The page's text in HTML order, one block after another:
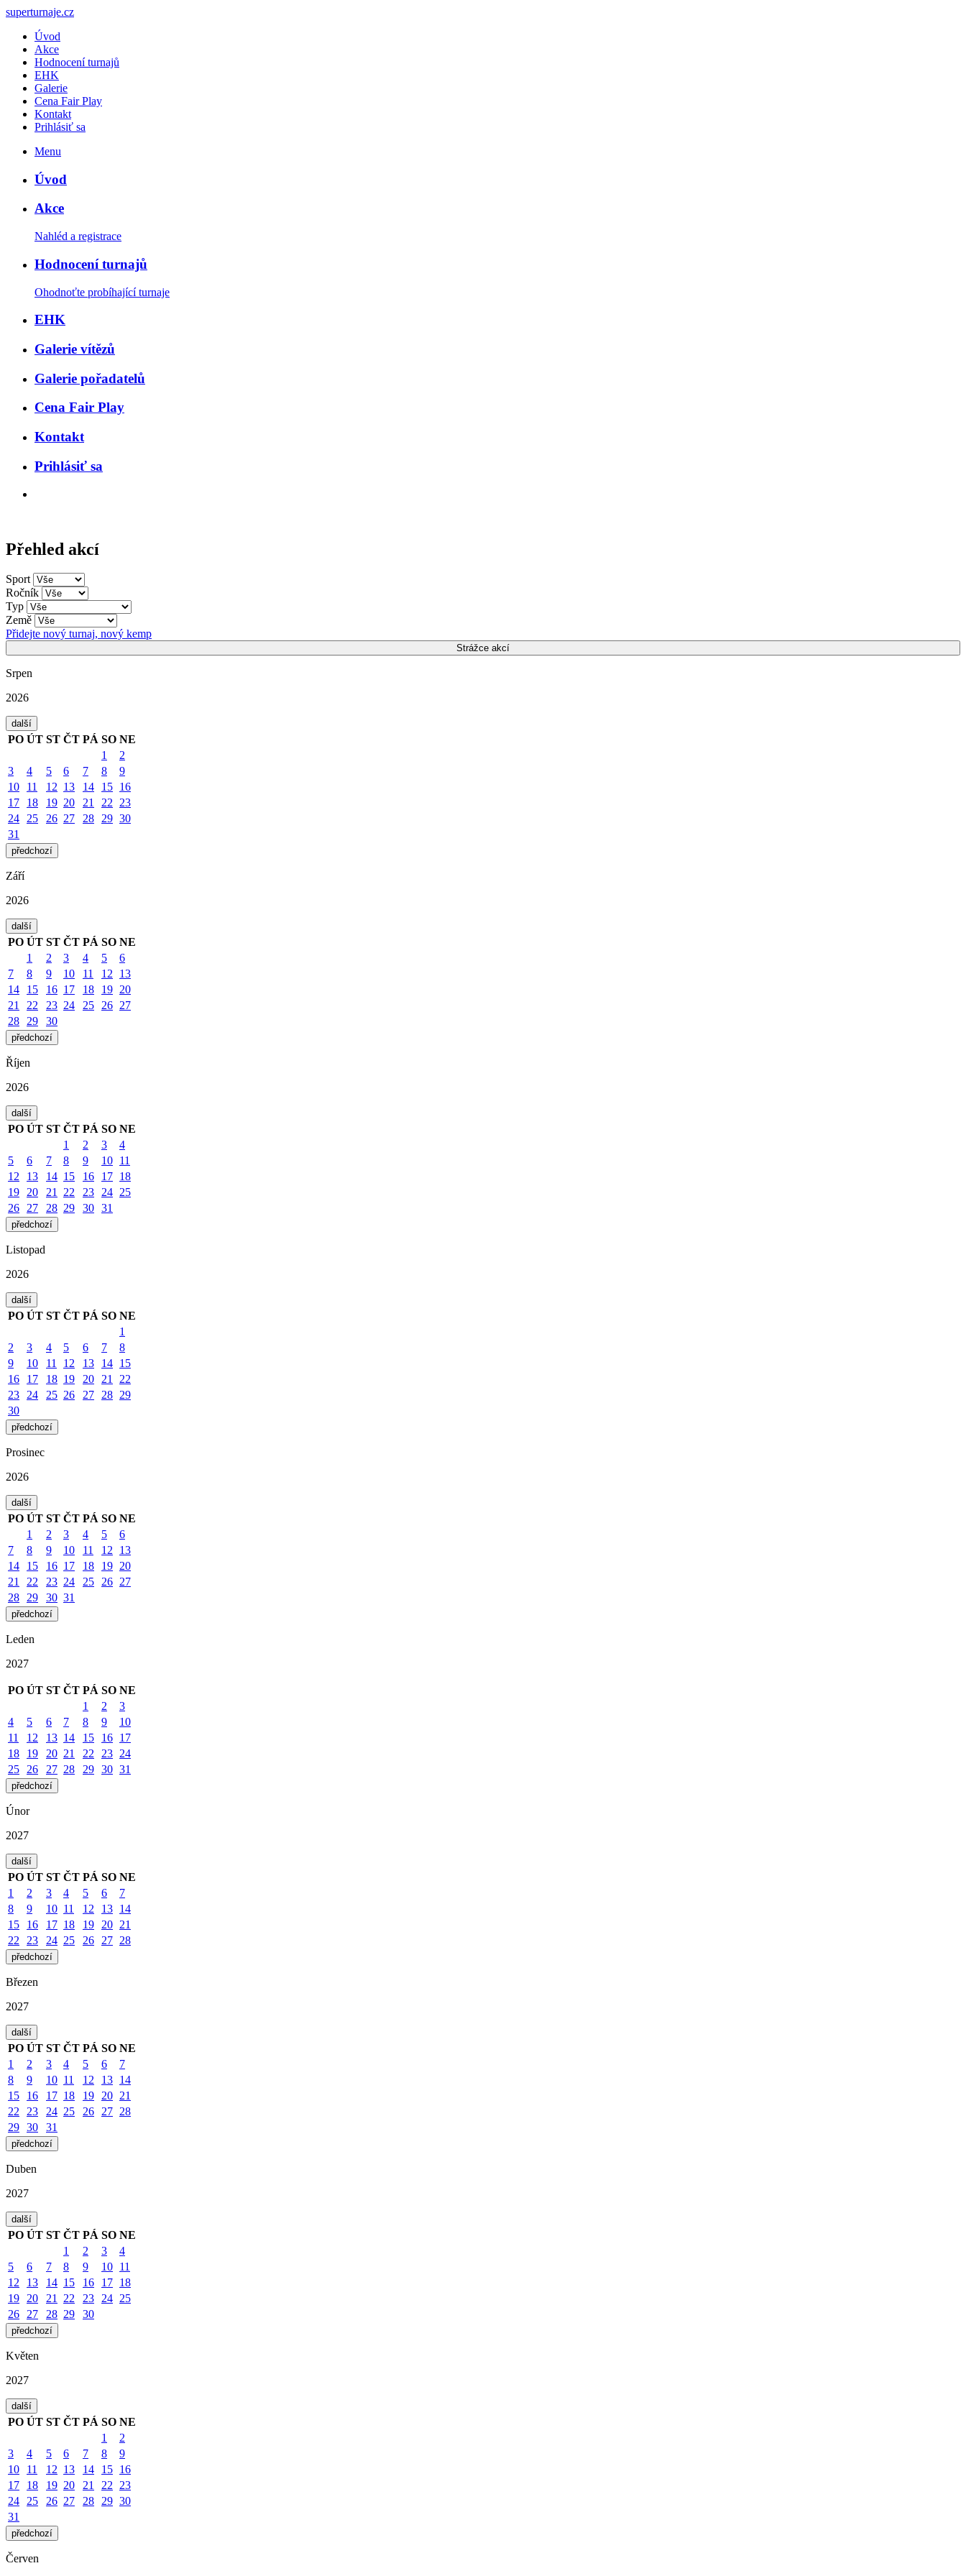
<
superturnaje.cz
Úvod
Akce
Hodnocení turnajů
EHK
Galerie
Cena Fair Play
Kontakt
Prihlásiť sa
Menu
Úvod
Akce
Nahléd a registrace
Hodnocení turnajů
Ohodnoťte probíhající turnaje
EHK
Galerie vítězů
Galerie pořadatelů
Cena Fair Play
Kontakt
Prihlásiť sa
Přehled akcí
Sport
Ročník
Typ
Země
Přidejte nový turnaj, nový kemp
Strážce akcí
Srpen
2026
další
PO ÚT ST ČT PÁ SO NE
1
2
3
4 5 6 7 8
9
10
11 12 13 14 15 16
17
18 19 20 21 22 23
24 25 26 27 28 29 30
31
předchozí
Září
2026
další
PO ÚT ST ČT PÁ SO NE
1
2 3 4 5
6
7
8 9 10 11 12 13
14
15 16 17 18 19 20
21
22 23 24 25 26 27
28 29 30
předchozí
Říjen
2026
další
PO ÚT ST ČT PÁ SO NE
1
2 3
4
5
6 7 8 9 10 11
12
13 14 15 16 17 18
19 20 21 22 23 24 25
26 27 28 29 30 31
předchozí
Listopad
2026
další
PO ÚT ST ČT PÁ SO NE
1
2
3 4 5 6 7
8
9
10 11 12 13 14 15
16
17 18 19 20 21 22
23 24 25 26 27 28 29
30
předchozí
Prosinec
2026
další
PO ÚT ST ČT PÁ SO NE
1
2 3 4 5
6
7
8 9 10 11 12 13
14
15 16 17 18 19 20
21
22 23 24 25 26 27
28 29 30 31
předchozí
Leden
2027
PO ÚT ST ČT PÁ SO NE
1
2
3
4
5 6 7 8 9
10
11
12 13 14 15 16 17
18
19 20 21 22 23 24
25 26 27 28 29 30 31
předchozí
Únor
2027
další
PO ÚT ST ČT PÁ SO NE
1
2 3 4 5 6
7
8
9 10 11 12 13 14
15
16 17 18 19 20 21
22 23 24 25 26 27 28
předchozí
Březen
2027
další
PO ÚT ST ČT PÁ SO NE
1
2 3 4 5 6
7
8
9 10 11 12 13 14
15
16 17 18 19 20 21
22 23 24 25 26 27 28
29 30 31
předchozí
Duben
2027
další
PO ÚT ST ČT PÁ SO NE
1
2 3
4
5
6 7 8 9 10 11
12
13 14 15 16 17 18
19 20 21 22 23 24 25
26 27 28 29 30
předchozí
Květen
2027
další
PO ÚT ST ČT PÁ SO NE
1
2
3
4 5 6 7 8
9
10
11 12 13 14 15 16
17
18 19 20 21 22 23
24 25 26 27 28 29 30
31
předchozí
Červen